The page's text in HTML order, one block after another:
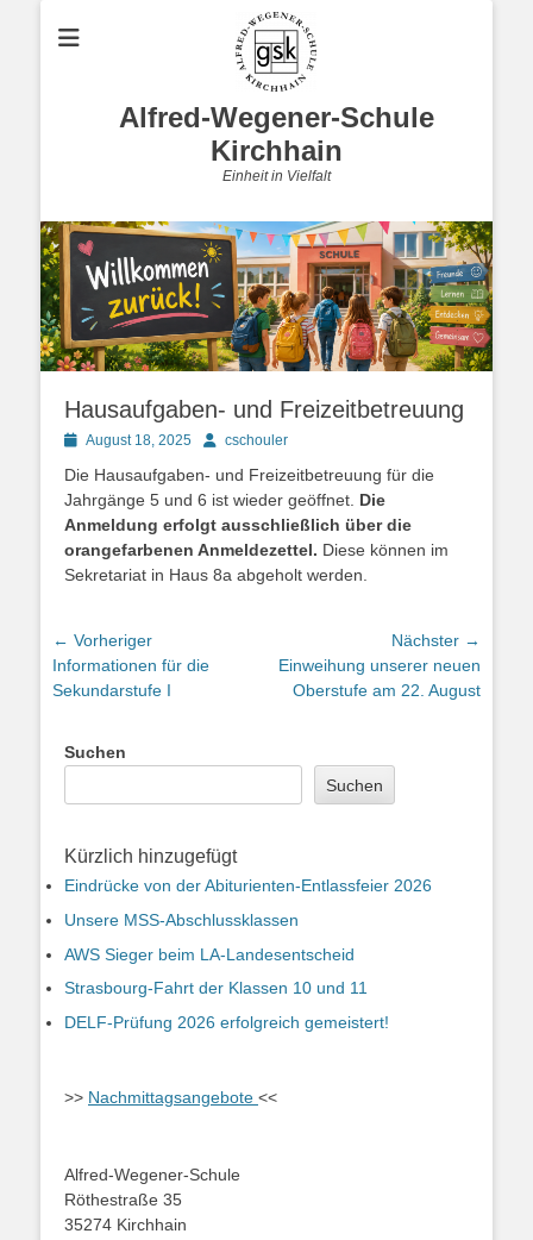
Alfred-Wegener-Schule
Kirchhain
Einheit in Vielfalt
Hausaufgaben- und Freizeitbetreuung
PostedAugust 18, 2025 Autorcschouler
Die Hausaufgaben- und Freizeitbetreuung für die
Jahrgänge 5 und 6 ist wieder geöffnet. Die
Anmeldung erfolgt ausschließlich über die
orangefarbenen Anmeldezettel. Diese können im
Sekretariat in Haus 8a abgeholt werden.
Beitragsnavigation
← Vorheriger
Vorheriger
Beitrag:
Informationen für die
Sekundarstufe I
Nächster →
Nächster
Beitrag:
Einweihung unserer neuen
Oberstufe am 22. August
Suchen
Suchen
Kürzlich hinzugefügt
Eindrücke von der Abiturienten-Entlassfeier 2026
Unsere MSS-Abschlussklassen
AWS Sieger beim LA-Landesentscheid
Strasbourg-Fahrt der Klassen 10 und 11
DELF-Prüfung 2026 erfolgreich gemeistert!
>> Nachmittagsangebote <<
Alfred-Wegener-Schule
Röthestraße 35
35274 Kirchhain